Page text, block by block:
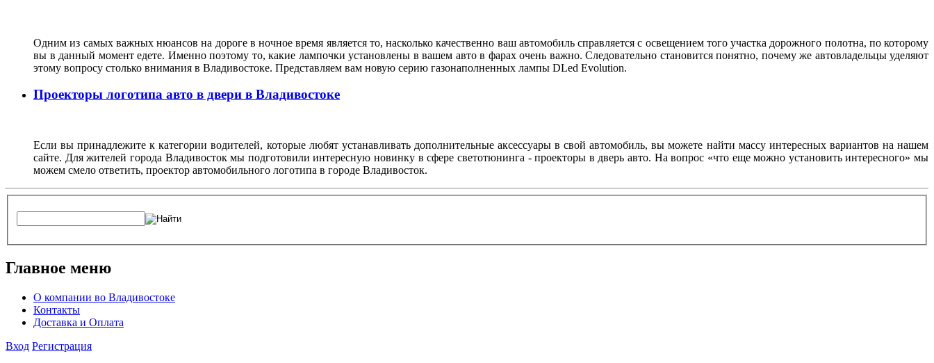
Одним из самых важных нюансов на дороге в ночное время является то, насколько качественно ваш автомобиль справляется с освещением того участка дорожного полотна, по которому
вы в данный момент едете. Именно поэтому то, какие лампочки установлены в вашем авто в фарах очень важно. Следовательно становится понятно, почему же автовладельцы уделяют
этому вопросу столько внимания в Владивостоке. Представляем вам новую серию газонаполненных лампы DLed Evolution.
Проекторы логотипа авто в двери в Владивостоке
Если вы принадлежите к категории водителей, которые любят устанавливать дополнительные аксессуары в свой автомобиль, вы можете найти массу интересных вариантов на нашем
сайте. Для жителей города Владивосток мы подготовили интересную новинку в сфере светотюнинга - проекторы в дверь авто. На вопрос «что еще можно установить интересного» мы
можем смело ответить, проектор автомобильного логотипа в городе Владивосток.
Главное меню
О компании во Владивостоке
Контакты
Доставка и Оплата
Вход Регистрация